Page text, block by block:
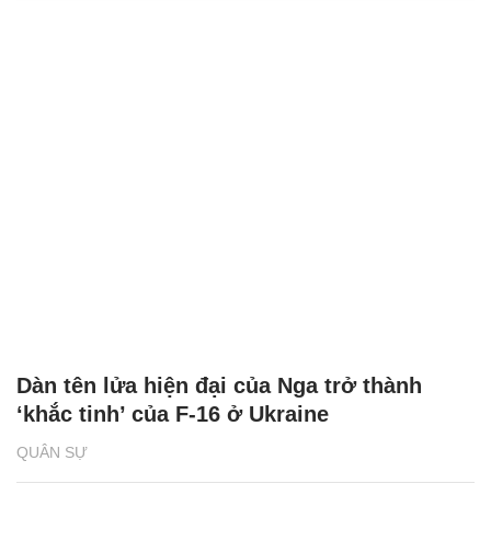
QUÂN SỰ
Dàn tên lửa hiện đại của Nga trở thành
‘khắc tinh’ của F-16 ở Ukraine